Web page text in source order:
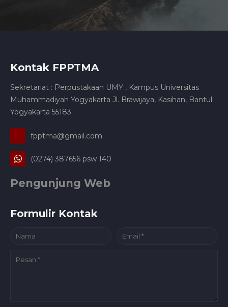
Kontak FPPTMA
Sekretariat : Perpustakaan UMY , Kampus Universitas
Muhammadiyah Yogyakarta Jl. Brawijaya, Kasihan, Bantul
Yogyakarta 55183
fpptma@gmail.com
(0274) 387656 psw 140
Pengunjung Web
Formulir Kontak